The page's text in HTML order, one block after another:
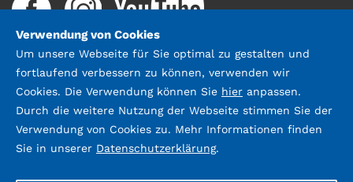
Datenschutz Impressum &
Kontakt
Verwendung von Cookies
Um unsere Webseite für Sie optimal zu gestalten und
fortlaufend verbessern zu können, verwenden wir
Cookies. Die Verwendung können Sie hier anpassen.
Durch die weitere Nutzung der Webseite stimmen Sie der
Verwendung von Cookies zu. Mehr Informationen finden
Sie in unserer Datenschutzerklärung.